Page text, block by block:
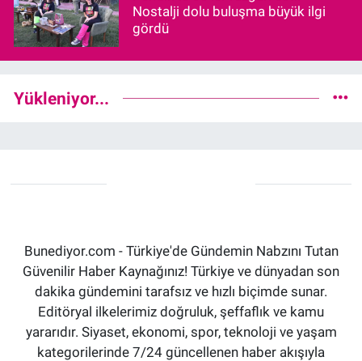
Nostalji dolu buluşma büyük ilgi
gördü
Yükleniyor...
Bunediyor.com - Türkiye'de Gündemin Nabzını Tutan
Güvenilir Haber Kaynağınız! Türkiye ve dünyadan son
dakika gündemini tarafsız ve hızlı biçimde sunar.
Editöryal ilkelerimiz doğruluk, şeffaflık ve kamu
yararıdır. Siyaset, ekonomi, spor, teknoloji ve yaşam
kategorilerinde 7/24 güncellenen haber akışıyla